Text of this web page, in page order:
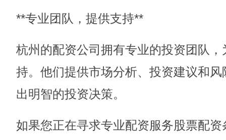
**专业团队，提供支持**
杭州的配资公司拥有专业的投资团队
持。他们提供市场分析、投资建议和
出明智的投资决策。
如果您正在寻求专业配资服务股票配